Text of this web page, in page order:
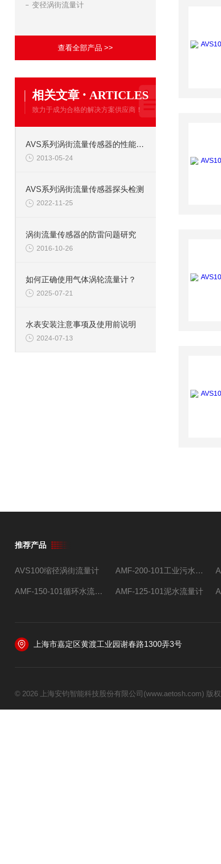
变径涡街流量计
查看全部产品 >>
相关文章 · ARTICLES
致力于成为合格的解决方案供应商！
AVS系列涡街流量传感器的性能特点
2013-05-24
AVS系列涡街流量传感器探头检测
2022-11-25
涡街流量传感器的防雷问题研究
2016-10-26
如何正确使用气体涡轮流量计？
2025-07-21
水表安装注意事项及使用前说明
2024-07-13
推荐产品
AVS100缩径涡街流量计 AMF-200-101工业污水流量计
AMF-150-101循环水流量计,电磁流量计 AMF-125-101泥水流量计
上海市嘉定区黄渡工业园谢春路1300弄3号
© 2026 上海安钧智能科技股份有限公司(www.aetosh.com)